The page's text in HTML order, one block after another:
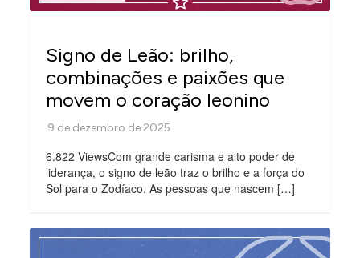
Signo de Leão: brilho,
combinações e paixões que
movem o coração leonino
6.822 ViewsCom grande carisma e alto poder de
liderança, o signo de leão traz o brilho e a força do
Sol para o Zodíaco. As pessoas que nascem […]